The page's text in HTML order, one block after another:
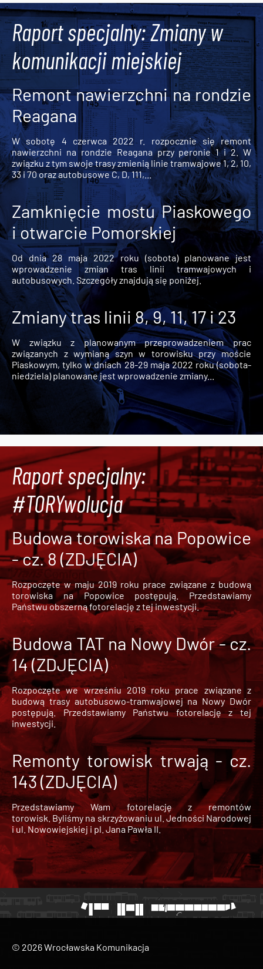
Raport specjalny: Zmiany w
komunikacji miejskiej
Remont nawierzchni na rondzie
Reagana
W sobotę 4 czerwca 2022 r. rozpocznie się remont
nawierzchni na rondzie Reagana przy peronie 1 i 2. W
związku z tym swoje trasy zmienią linie tramwajowe 1, 2, 10,
33 i 70 oraz autobusowe C, D, 111,...
Zamknięcie mostu Piaskowego
i otwarcie Pomorskiej
Od dnia 28 maja 2022 roku (sobota) planowane jest
wprowadzenie zmian tras linii tramwajowych i
autobusowych. Szczegóły znajdują się poniżej.
Zmiany tras linii 8, 9, 11, 17 i 23
W związku z planowanym przeprowadzeniem prac
związanych z wymianą szyn w torowisku przy moście
Piaskowym, tylko w dniach 28-29 maja 2022 roku (sobota-
niedziela) planowane jest wprowadzenie zmiany...
Raport specjalny:
#TORYwolucja
Budowa torowiska na Popowice
- cz. 8 (ZDJĘCIA)
Rozpoczęte w maju 2019 roku prace związane z budową
torowiska na Popowice
postępują. Przedstawiamy
Państwu obszerną fotorelację z tej inwestycji.
Budowa TAT na Nowy Dwór - cz.
14 (ZDJĘCIA)
Rozpoczęte we wrześniu 2019 roku prace związane z
budową trasy autobusowo-tramwajowej na Nowy Dwór
postępują. Przedstawiamy Państwu fotorelację z tej
inwestycji.
Remonty torowisk trwają - cz.
143 (ZDJĘCIA)
Przedstawiamy Wam fotorelację z remontów
torowisk. Byliśmy na skrzyżowaniu ul. Jedności Narodowej
i ul. Nowowiejskiej i pl. Jana Pawła II.
© 2026 Wrocławska Komunikacja